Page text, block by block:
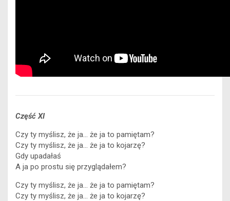
Część XI
Czy ty myślisz, że ja… że ja to pamiętam?
Czy ty myślisz, że ja… że ja to kojarzę?
Gdy upadałaś
A ja po prostu się przyglądałem?
Czy ty myślisz, że ja… że ja to pamiętam?
Czy ty myślisz, że ja… że ja to kojarzę?